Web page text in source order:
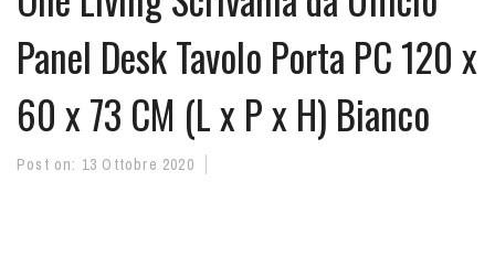
Panel Desk Tavolo Porta PC 120 x
60 x 73 CM (L x P x H) Bianco
Post on: 13 Ottobre 2020